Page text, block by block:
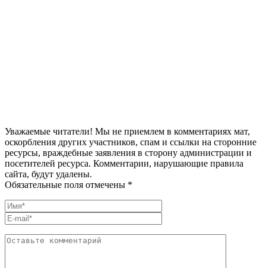
Уважаемые читатели! Мы не приемлем в комментариях мат,
оскорбления других участников, спам и ссылки на сторонние
ресурсы, враждебные заявления в сторону администрации и
посетителей ресурса. Комментарии, нарушающие правила
сайта, будут удалены.
Обязательные поля отмечены *